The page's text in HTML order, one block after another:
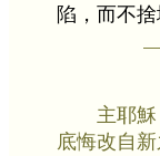
陷，而不
主耶
底悔改自